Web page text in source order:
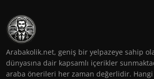
Arabakolik.net, geniş bir yelpazeye sahip
dünyasına dair kapsamlı içerikler
araba önerileri her zaman değerlidir. Hangi